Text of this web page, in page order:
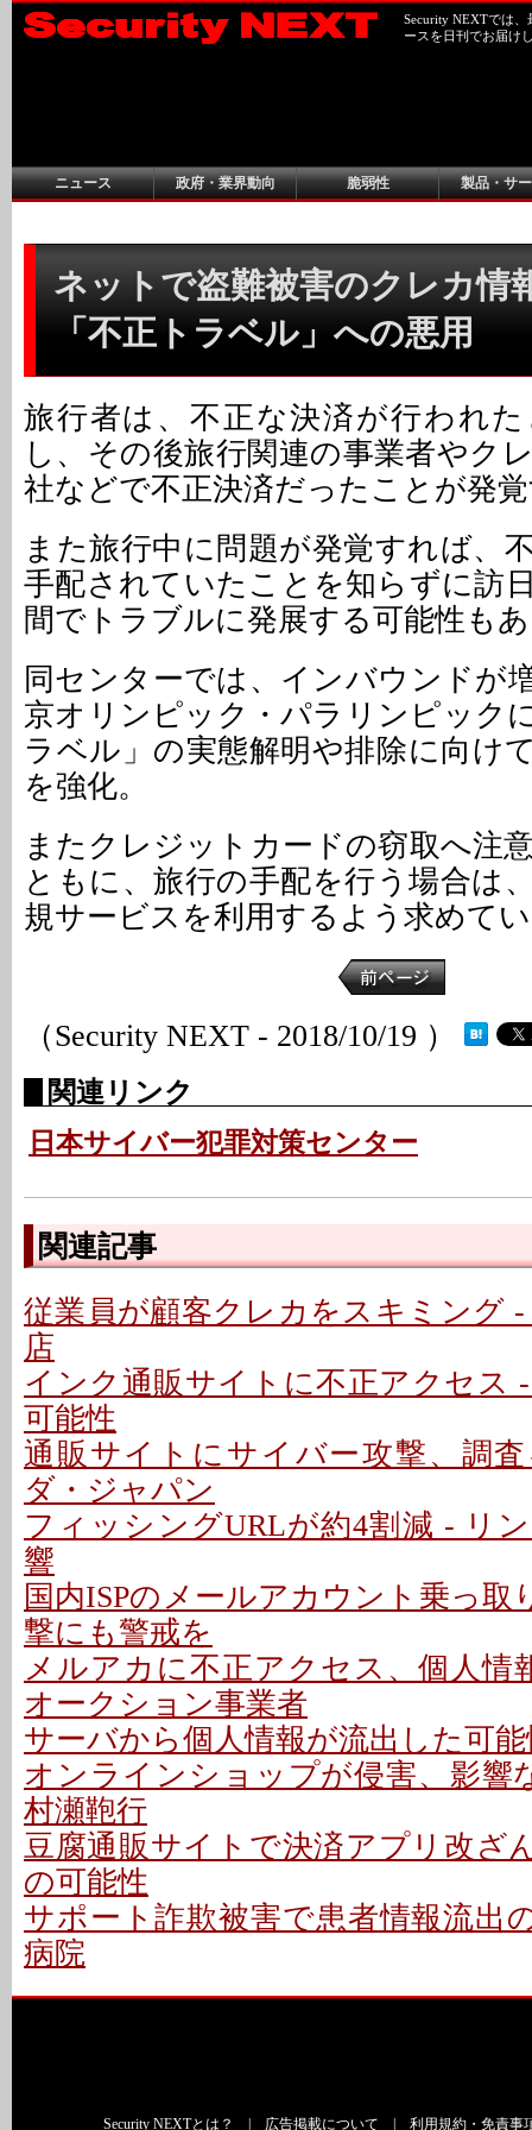
Security NEXTでは
ースを日刊でお届け
ニュース 政府・業界動向 脆弱性 製品・サ
ネットで盗難被害のクレカ情
「不正トラベル」への悪用
旅行者は、不正な決済が行われ
し、その後旅行関連の事業者やク
社などで不正決済だったことが発
また旅行中に問題が発覚すれば、
手配されていたことを知らずに訪
間でトラブルに発展する可能性も
同センターでは、インバウンドが
京オリンピック・パラリンピック
ラベル」の実態解明や排除に向け
を強化。
またクレジットカードの窃取へ注
ともに、旅行の手配を行う場合は
規サービスを利用するよう求めて
（Security NEXT - 2018/10/19 ）
関連リンク
日本サイバー犯罪対策センター
関連記事
従業員が顧客クレカをスキミング
店
インク通販サイトに不正アクセス
可能性
通販サイトにサイバー攻撃、調
ダ・ジャパン
フィッシングURLが約4割減 - リ
響
国内ISPのメールアカウント乗っ取
撃にも警戒を
メルアカに不正アクセス、個人情
オークション事業者
サーバから個人情報が流出した可
オンラインショップが侵害、影響
村瀬鞄行
豆腐通販サイトで決済アプリ改ざ
の可能性
サポート詐欺被害で患者情報流出
病院
Security NEXTとは？ 広告掲載について 利用規約・免責事